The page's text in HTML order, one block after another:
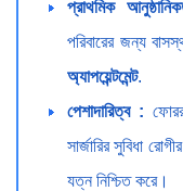
প্রাথমিক
পরিবারের জন্য
অ্যাপয়েন্টমেন্ট.
পেশাদারিত্ব :
সার্জারির সুবিধা
যত্ন নিশ্চিত করে।